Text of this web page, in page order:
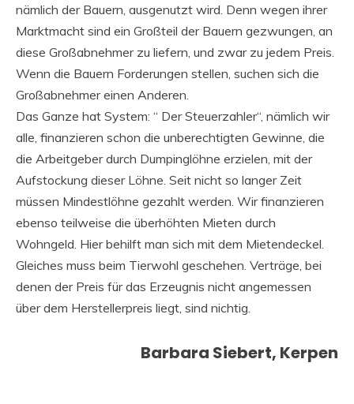
nämlich der Bauern, ausgenutzt wird. Denn wegen ihrer
Marktmacht sind ein Großteil der Bauern gezwungen, an
diese Großabnehmer zu liefern, und zwar zu jedem Preis.
Wenn die Bauern Forderungen stellen, suchen sich die
Großabnehmer einen Anderen.
Das Ganze hat System: “ Der Steuerzahler“, nämlich wir
alle, finanzieren schon die unberechtigten Gewinne, die
die Arbeitgeber durch Dumpinglöhne erzielen, mit der
Aufstockung dieser Löhne. Seit nicht so langer Zeit
müssen Mindestlöhne gezahlt werden. Wir finanzieren
ebenso teilweise die überhöhten Mieten durch
Wohngeld. Hier behilft man sich mit dem Mietendeckel.
Gleiches muss beim Tierwohl geschehen. Verträge, bei
denen der Preis für das Erzeugnis nicht angemessen
über dem Herstellerpreis liegt, sind nichtig.
Barbara Siebert, Kerpen